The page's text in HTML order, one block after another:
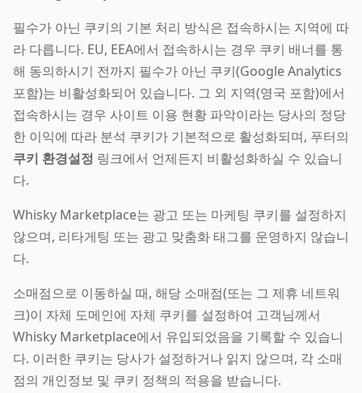
필수가 아닌 쿠키의 기본 처리 방식은 접속하시는 지역에 따
라 다릅니다. EU, EEA에서 접속하시는 경우 쿠키 배너를 통
해 동의하시기 전까지 필수가 아닌 쿠키(Google Analytics
포함)는 비활성화되어 있습니다. 그 외 지역(영국 포함)에서
접속하시는 경우 사이트 이용 현황 파악이라는 당사의 정당
한 이익에 따라 분석 쿠키가 기본적으로 활성화되며, 푸터의
쿠키 환경설정 링크에서 언제든지 비활성화하실 수 있습니
다.
Whisky Marketplace는 광고 또는 마케팅 쿠키를 설정하지
않으며, 리타게팅 또는 광고 맞춤화 태그를 운영하지 않습니
다.
소매점으로 이동하실 때, 해당 소매점(또는 그 제휴 네트워
크)이 자체 도메인에 자체 쿠키를 설정하여 고객님께서
Whisky Marketplace에서 유입되었음을 기록할 수 있습니
다. 이러한 쿠키는 당사가 설정하거나 읽지 않으며, 각 소매
점의 개인정보 및 쿠키 정책의 적용을 받습니다.